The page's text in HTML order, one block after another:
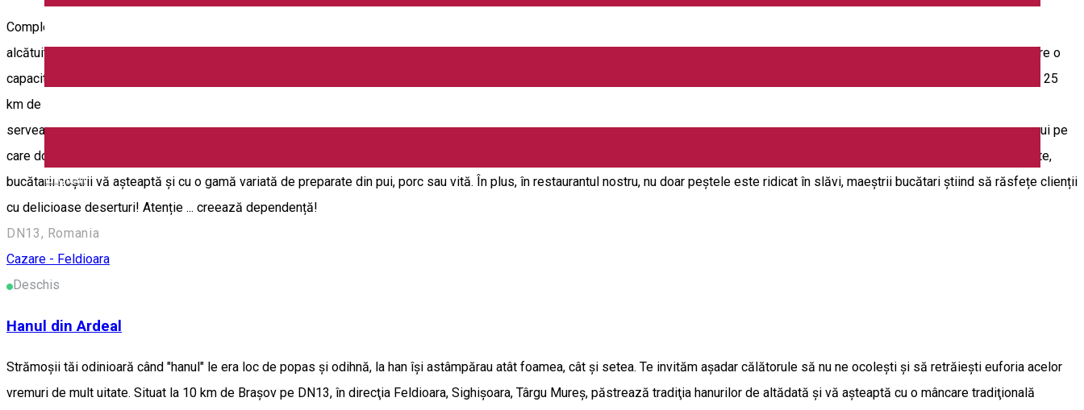
English
Complexul Turistic Doripesco este situat la 25 km de Brasov, pe DN 13 (E60), într-un mănunchi de lacuri, unde găsim și ferma piscicolă DORIPESCO. Complexul Turistic Doripesco este
alcătuit din motel şi restaurantul cu specific pescăresc, iar pentru acestea deţinem CERTIFICATUL DE CLASIFICARE Nr. 8321/5993, care clasifică unitatea la categoria 2 stele. Motelul are o
capacitate de cazare de 38 locuri, dispuse în 7 camere duble şi 6 apartamente. Unitatea se clasifică la categoria 2 STELE, prin CERTIFICATUL DE CLASIFICARE NR. 8321/5993. DN13, la 25
km de Brasov, in directia Sighisoara Brașov Contact – 0721 204 146 office@doripesco.ro http://www.specific-pescaresc.ro Restaurantul are specific pescăresc, aici clienţii putând să
servească o gamă variată de preparate din peşte (crap, păstrăv, somn, şalău şi somon), chiar mai mult, clienţilor li se oferă posibilitatea alegerii direct din acvariul restaurantului a peştelui pe
care doresc să-l consume. Restaurantul dispune de două saloane, unul pentru fumători şi unul pentru nefumători, acestea având o capacitate de 130 locuri. Pe lângă preparatele din peşte,
bucătarii noştrii vă aşteaptă şi cu o gamă variată de preparate din pui, porc sau vită. În plus, în restaurantul nostru, nu doar peștele este ridicat în slăvi, maeștrii bucătari știind să răsfețe clienții
cu delicioase deserturi! Atenție ... creează dependență!
DN13, Romania
Cazare - Feldioara
Deschis
Hanul din Ardeal
Strămoşii tăi odinioară când "hanul" le era loc de popas şi odihnă, la han îşi astâmpărau atât foamea, cât şi setea. Te invităm aşadar călătorule să nu ne ocoleşti şi să retrăieşti euforia acelor
vremuri de mult uitate. Situat la 10 km de Braşov pe DN13, în direcţia Feldioara, Sighişoara, Târgu Mureş, păstrează tradiţia hanurilor de altădată şi vă aşteaptă cu o mâncare tradiţională